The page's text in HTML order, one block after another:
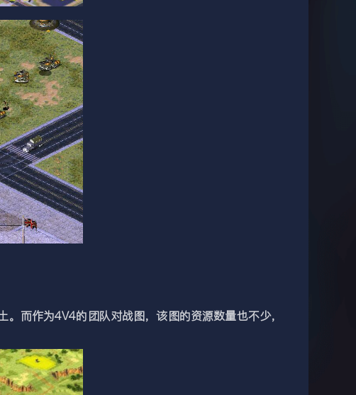
而作为4V4的团队对战图，该图的资源数量也不少，